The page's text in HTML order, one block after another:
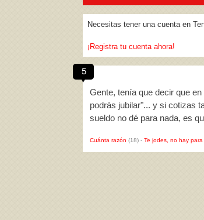
Necesitas tener una cuenta en
¡Registra tu cuenta ahora!
5
Gente, tenía que decir que
podrás jubilar"... y si cotizas
sueldo no dé para nada, es
Cuánta razón (18) - Te jodes, no hay